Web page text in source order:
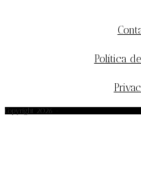
Política
Copyright 2026 -